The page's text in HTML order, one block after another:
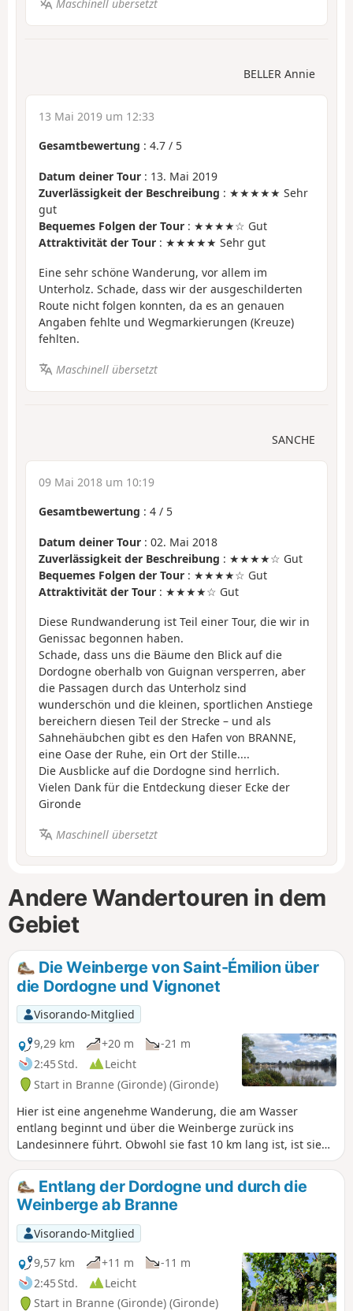
Maschinell übersetzt
BELLER Annie
13 Mai 2019 um 12:33
Gesamtbewertung : 4.7 / 5
Datum deiner Tour : 13. Mai 2019
Zuverlässigkeit der Beschreibung : ★★★★★ Sehr
gut
Bequemes Folgen der Tour : ★★★★☆ Gut
Attraktivität der Tour : ★★★★★ Sehr gut
Eine sehr schöne Wanderung, vor allem im
Unterholz. Schade, dass wir der ausgeschilderten
Route nicht folgen konnten, da es an genauen
Angaben fehlte und Wegmarkierungen (Kreuze)
fehlten.
Maschinell übersetzt
SANCHE
09 Mai 2018 um 10:19
Gesamtbewertung : 4 / 5
Datum deiner Tour : 02. Mai 2018
Zuverlässigkeit der Beschreibung : ★★★★☆ Gut
Bequemes Folgen der Tour : ★★★★☆ Gut
Attraktivität der Tour : ★★★★☆ Gut
Diese Rundwanderung ist Teil einer Tour, die wir in
Genissac begonnen haben.
Schade, dass uns die Bäume den Blick auf die
Dordogne oberhalb von Guignan versperren, aber
die Passagen durch das Unterholz sind
wunderschön und die kleinen, sportlichen Anstiege
bereichern diesen Teil der Strecke – und als
Sahnehäubchen gibt es den Hafen von BRANNE,
eine Oase der Ruhe, ein Ort der Stille....
Die Ausblicke auf die Dordogne sind herrlich.
Vielen Dank für die Entdeckung dieser Ecke der
Gironde
Maschinell übersetzt
Andere Wandertouren in dem
Gebiet
Die Weinberge von Saint-Émilion über
die Dordogne und Vignonet
Visorando-Mitglied
9,29 km
+20 m
-21 m
2:45 Std.
Leicht
Start in Branne (Gironde) (Gironde)
Hier ist eine angenehme Wanderung, die am Wasser
entlang beginnt und über die Weinberge zurück ins
Landesinnere führt. Obwohl sie fast 10 km lang ist, ist sie
nicht anstrengend, da das Gelände ausschließlich flach ist.
Sie ist sozusagen das westliche Pendant zu einer anderen
Wanderung, die östlich der Brücke von Branne angeboten
wird (Visorando Nr. 3895881).
Entlang der Dordogne und durch die
Weinberge ab Branne
Visorando-Mitglied
9,57 km
+11 m
-11 m
2:45 Std.
Leicht
Start in Branne (Gironde) (Gironde)